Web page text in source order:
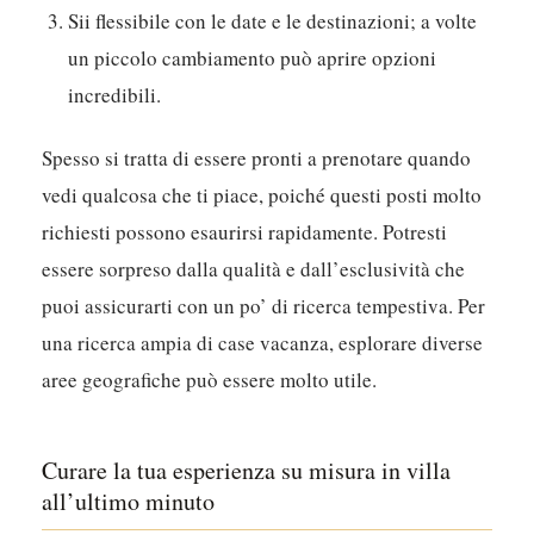
Sii flessibile con le date e le destinazioni; a volte
un piccolo cambiamento può aprire opzioni
incredibili.
Spesso si tratta di essere pronti a prenotare quando
vedi qualcosa che ti piace, poiché questi posti molto
richiesti possono esaurirsi rapidamente. Potresti
essere sorpreso dalla qualità e dall’esclusività che
puoi assicurarti con un po’ di ricerca tempestiva. Per
una ricerca ampia di case vacanza, esplorare diverse
aree geografiche può essere molto utile.
Curare la tua esperienza su misura in villa
all’ultimo minuto